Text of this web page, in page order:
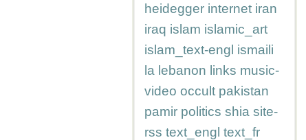
heidegger internet iran
iraq islam islamic_art
islam_text-engl ismaili
la lebanon links music-
video occult pakistan
pamir politics shia site-
rss text_engl text_fr